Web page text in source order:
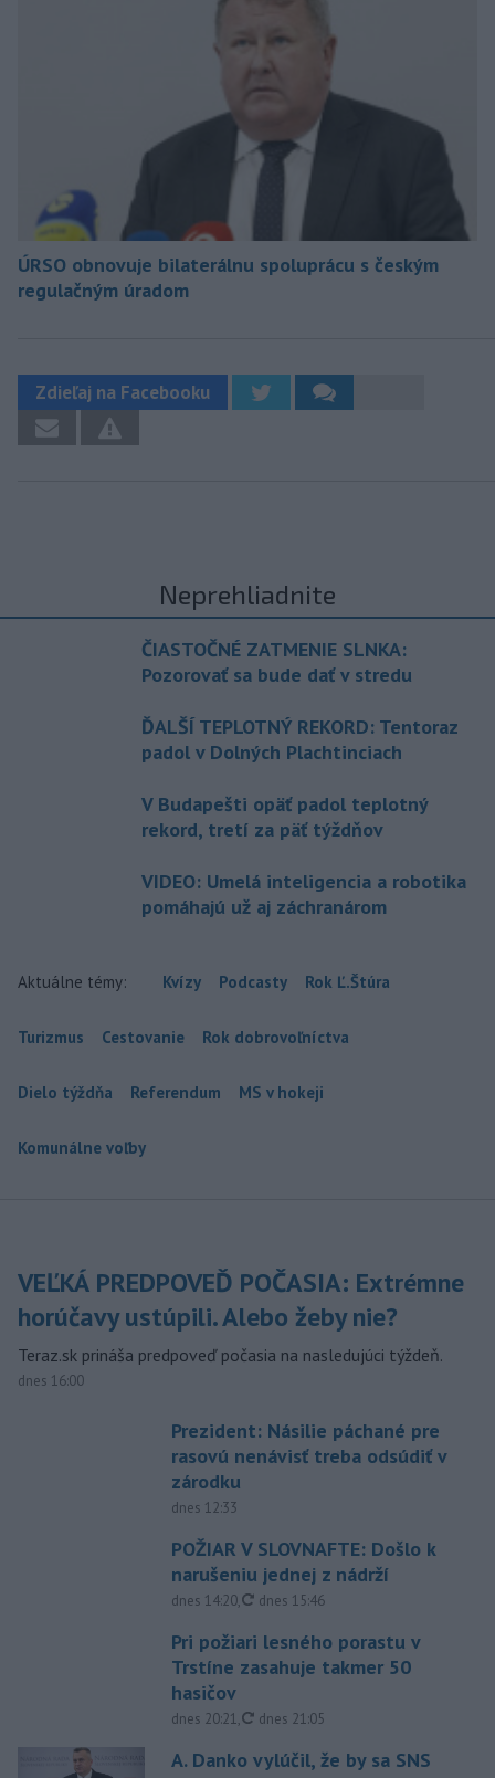
ÚRSO obnovuje bilaterálnu spoluprácu s českým
regulačným úradom
Zdieľaj na Facebooku
Neprehliadnite
ČIASTOČNÉ ZATMENIE SLNKA:
Pozorovať sa bude dať v stredu
ĎALŠÍ TEPLOTNÝ REKORD: Tentoraz
padol v Dolných Plachtinciach
V Budapešti opäť padol teplotný
rekord, tretí za päť týždňov
VIDEO: Umelá inteligencia a robotika
pomáhajú už aj záchranárom
Aktuálne témy: Kvízy Podcasty Rok Ľ.Štúra
Turizmus Cestovanie Rok dobrovoľníctva
Dielo týždňa Referendum MS v hokeji
Komunálne voľby
VEĽKÁ PREDPOVEĎ POČASIA: Extrémne
horúčavy ustúpili. Alebo žeby nie?
Teraz.sk prináša predpoveď počasia na nasledujúci týždeň.
dnes 16:00
Prezident: Násilie páchané pre
rasovú nenávisť treba odsúdiť v
zárodku
dnes 12:33
POŽIAR V SLOVNAFTE: Došlo k
narušeniu jednej z nádrží
dnes 14:20, aktualizované
dnes 15:46
Pri požiari lesného porastu v
Trstíne zasahuje takmer 50
hasičov
dnes 20:21, aktualizované
dnes 21:05
A. Danko vylúčil, že by sa SNS